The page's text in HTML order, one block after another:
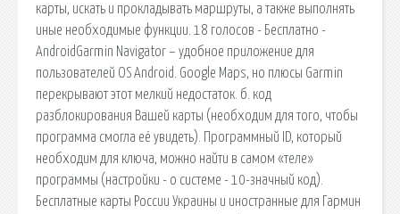
карты, искать и прокладывать маршруты, а также выполнять
иные необходимые функции. 18 голосов - Бесплатно -
AndroidGarmin Navigator – удобное приложение для
пользователей OS Android. Google Maps, но плюсы Garmin
перекрывают этот мелкий недостаток. б. код
разблокирования Вашей карты (необходим для того, чтобы
программа смогла её увидеть). Программный ID, который
необходим для ключа, можно найти в самом «теле»
программы (настройки - о системе - 10-значный код).
Бесплатные карты России Украины и иностранные для Гармин